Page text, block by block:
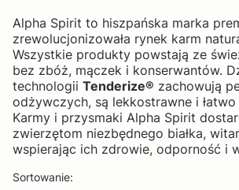
Alpha Spirit to hiszpańska marka
zrewolucjonizowała rynek karm
Wszystkie produkty powstają ze
bez zbóż, mączek i konserwantów.
technologii Tenderize® zachowują
odżywczych, są lekkostrawne i
Karmy i przysmaki Alpha Spirit
zwierzętom niezbędnego białka,
wspierając ich zdrowie, odporność i
Lista produktów
Sortowanie: